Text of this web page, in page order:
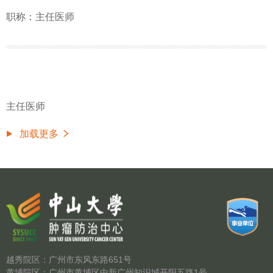
职称：主任医师
主任医师
加载更多
越秀院区：广州市东风东路651号